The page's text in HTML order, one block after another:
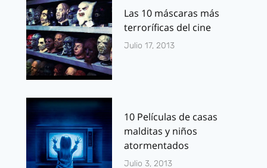
Las 10 máscaras más
terroríficas del cine
Julio 17, 2013
10 Películas de casas
malditas y niños
atormentados
Julio 3, 2013